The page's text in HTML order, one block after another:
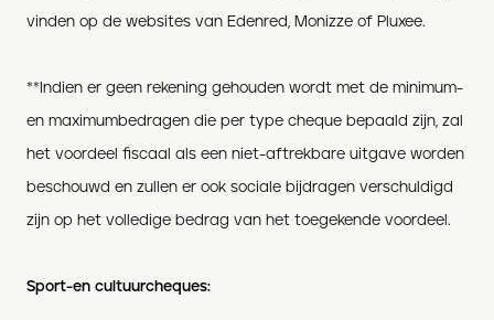
vinden op de websites van Edenred, Monizze of Pluxee.
**Indien er geen rekening gehouden wordt met de minimum-
en maximumbedragen die per type cheque bepaald zijn, zal
het voordeel fiscaal als een niet-aftrekbare uitgave worden
beschouwd en zullen er ook sociale bijdragen verschuldigd
zijn op het volledige bedrag van het toegekende voordeel.
Sport-en cultuurcheques: